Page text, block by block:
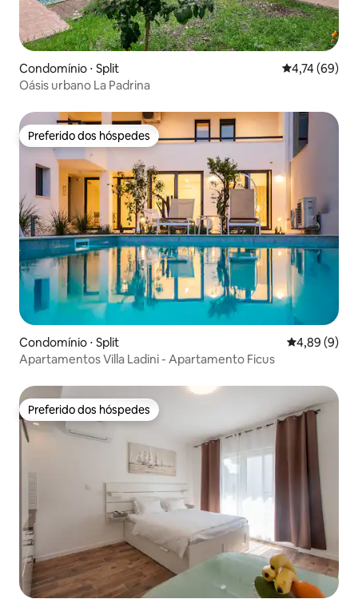
Condomínio ⋅ Split 4,74 de uma
4,74 (69)
Oásis urbano La Padrina
Preferido dos hóspedes
Preferido dos hóspedes
Condomínio ⋅ Split 4,89 de uma
4,89 (9)
Apartamentos Villa Ladini - Apartamento Ficus
Preferido dos hóspedes
Preferido dos hóspedes